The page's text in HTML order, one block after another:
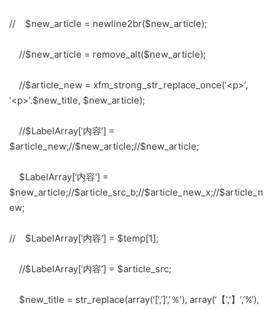
// $new_article = newline2br($new_article);
//$new_article = remove_alt($new_article);
//$article_new = xfm_strong_str_replace_once(‘<p>’,
‘<p>’.$new_title, $new_article);
//$LabelArray[‘内容’] =
$article_new;//$new_article;//$new_article;
$LabelArray[‘内容’] =
$new_article;//$article_src_b;//$article_new_x;//$article_n
ew;
// $LabelArray[‘内容’] = $temp[1];
//$LabelArray[‘内容’] = $article_src;
$new_title = str_replace(array(‘[‘,’]’,’％’), array(‘【’,’】’,’%’),